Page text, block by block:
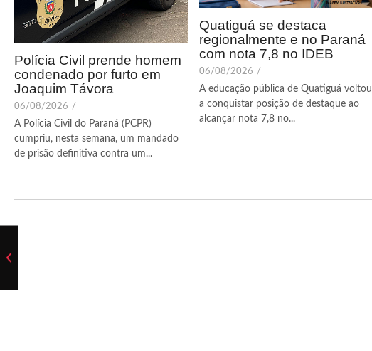
Polícia Civil prende homem
condenado por furto em
Joaquim Távora
06/08/2026 /
A Polícia Civil do Paraná (PCPR)
cumpriu, nesta semana, um mandado
de prisão definitiva contra um...
Quatiguá se destaca
regionalmente e no Paraná
com nota 7,8 no IDEB
06/08/2026 /
A educação pública de Quatiguá voltou
a conquistar posição de destaque ao
alcançar nota 7,8 no...